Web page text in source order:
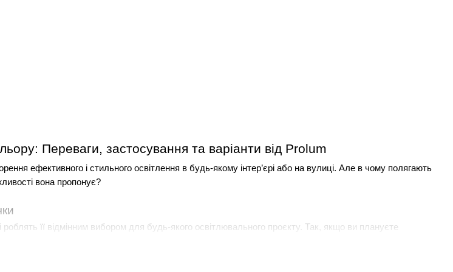
Переваги, застосування та варіанти від Prolum
ефективного і стильного освітлення в будь-якому інтер’єрі або на вулиці. Але в чому полягають
вона пропонує?
роблять її відмінним вибором для будь-якого освітлювального проєкту. Так, якщо ви плануєте